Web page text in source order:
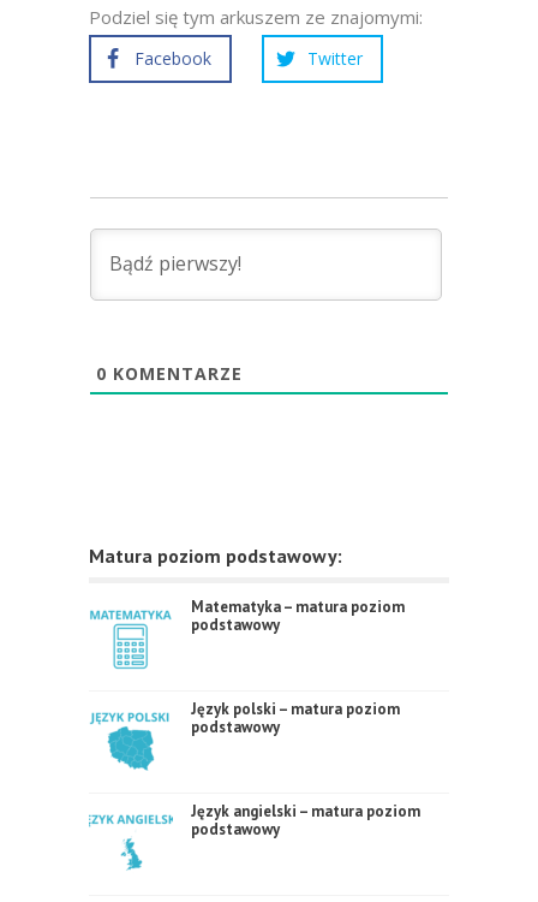
Podziel się tym arkuszem ze znajomymi:
Facebook Twitter
0 KOMENTARZE
Matura poziom podstawowy:
Matematyka – matura poziom
podstawowy
Język polski – matura poziom
podstawowy
Język angielski – matura poziom
podstawowy